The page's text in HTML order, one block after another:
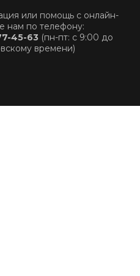
или помощь с онлайн-
нам по телефону:
45-63 (пн-пт: с 9:00 до
времени)